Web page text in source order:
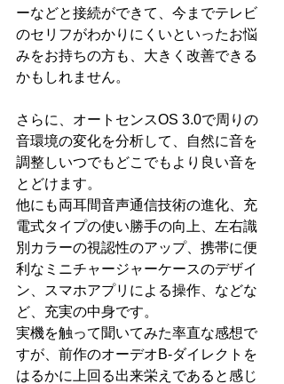
ーなどと接続ができて、今までテレビ
のセリフがわかりにくいといったお悩
みをお持ちの方も、大きく改善できる
かもしれません。
さらに、オートセンスOS 3.0で周りの
音環境の変化を分析して、自然に音を
調整しいつでもどこでもより良い音を
とどけます。
他にも両耳間音声通信技術の進化、充
電式タイプの使い勝手の向上、左右識
別カラーの視認性のアップ、携帯に便
利なミニチャージャーケースのデザイ
ン、スマホアプリによる操作、などな
ど、充実の中身です。
実機を触って聞いてみた率直な感想で
すが、前作のオーデオB-ダイレクトを
はるかに上回る出来栄えであると感じ